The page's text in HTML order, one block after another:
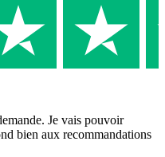
Je vais pouvoir
bien aux recommandations